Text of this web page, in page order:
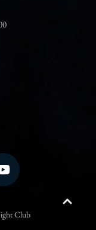
Club